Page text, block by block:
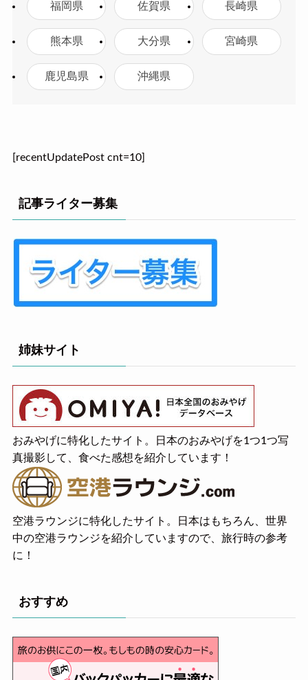
福岡県 佐賀県 長崎県
熊本県 大分県 宮崎県
鹿児島県 沖縄県
[recentUpdatePost cnt=10]
記事ライター募集
姉妹サイト
おみやげに特化したサイト。日本のおみやげを1つ1つ写
真撮影して、食べた感想を紹介しています！
空港ラウンジに特化したサイト。日本はもちろん、世界
中の空港ラウンジを紹介していますので、旅行時の参考
に！
おすすめ